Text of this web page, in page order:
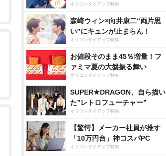
オリコンタイアップ特集
森崎ウィン×向井康二“両片思
い”にキュンが止まらん！
オリコンタイアップ特集
お値段そのまま45％増量！フ
ァミマ夏の大盤振る舞い
オリコンタイアップ特集
SUPER★DRAGON、自ら描い
た”レトロフューチャー”
オリコンタイアップ特集
【驚愕】メーカー社員が推す
「10万円台」神コスパPC
オリコンタイアップ特集